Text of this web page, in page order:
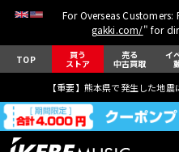
For Overseas Customers:
gakki.com/" for
TOP 買う
ストア
売る
中古買取
イ
【重要】熊本県で発生した地